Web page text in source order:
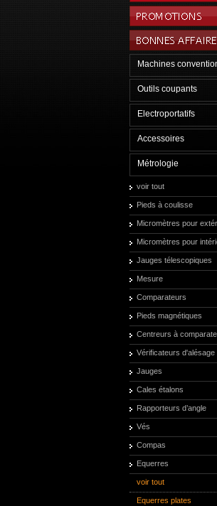
Machines
Outils coupants
Electroportatifs
Accessoires
Métrologie
voir tout
Pieds à coulisse
Micromètres pour
Micromètres pour
Jauges télescopiques
Mesure
Comparateurs
Pieds magnétiques
Centreurs à
Vérificateurs d'alésage
Jauges
Cales étalons
Rapporteurs d’angle
Vés
Compas
Equerres
voir tout
Equerres plates